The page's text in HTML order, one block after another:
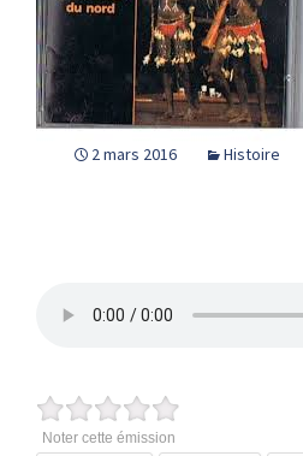
2 mars 2016 Histoire
Noter cette émission